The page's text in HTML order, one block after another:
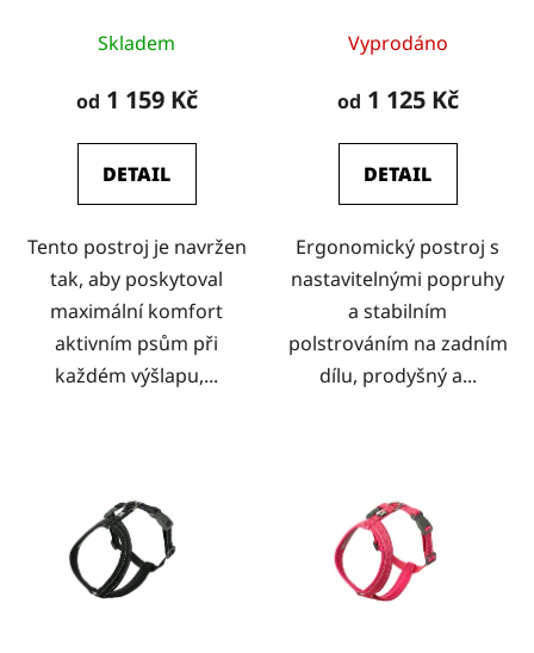
Skladem
od 1 159 Kč
DETAIL
Tento postroj je navržen
tak, aby poskytoval
maximální komfort
aktivním psům při
každém výšlapu,...
Vyprodáno
od 1 125 Kč
DETAIL
Ergonomický postroj s
nastavitelnými popruhy
a stabilním
polstrováním na zadním
dílu, prodyšný a...